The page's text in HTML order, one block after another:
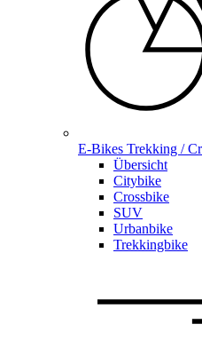
E-Bikes Trekking /
Übersicht
Citybike
Crossbike
SUV
Urbanbike
Trekkingbike